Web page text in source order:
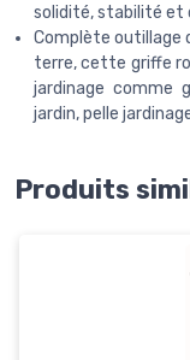
solidité, stabilité et
Complète outillage
terre, cette griffe
jardinage comme
jardin, pelle
Produits